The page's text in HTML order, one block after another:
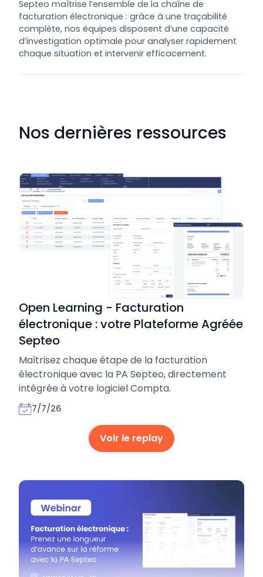
Septeo maîtrise l’ensemble de la chaîne de
facturation électronique : grâce à une traçabilité
complète, nos équipes disposent d’une capacité
d’investigation optimale pour analyser rapidement
chaque situation et intervenir efficacement.
Nos dernières ressources
Open Learning - Facturation
électronique : votre Plateforme Agréée
Septeo
Maîtrisez chaque étape de la facturation
électronique avec la PA Septeo, directement
intégrée à votre logiciel Compta.
7/7/26
Voir le replay